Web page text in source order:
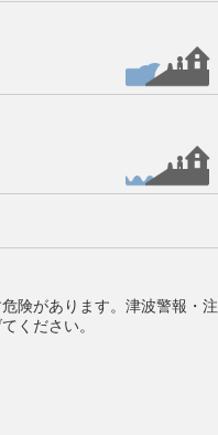
険があります。津波警報・注
ください。